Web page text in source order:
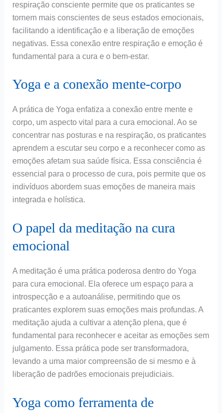
respiração consciente permite que os praticantes se
tornem mais conscientes de seus estados emocionais,
facilitando a identificação e a liberação de emoções
negativas. Essa conexão entre respiração e emoção é
fundamental para a cura e o bem-estar.
Yoga e a conexão mente-corpo
A prática de Yoga enfatiza a conexão entre mente e
corpo, um aspecto vital para a cura emocional. Ao se
concentrar nas posturas e na respiração, os praticantes
aprendem a escutar seu corpo e a reconhecer como as
emoções afetam sua saúde física. Essa consciência é
essencial para o processo de cura, pois permite que os
indivíduos abordem suas emoções de maneira mais
integrada e holística.
O papel da meditação na cura
emocional
A meditação é uma prática poderosa dentro do Yoga
para cura emocional. Ela oferece um espaço para a
introspecção e a autoanálise, permitindo que os
praticantes explorem suas emoções mais profundas. A
meditação ajuda a cultivar a atenção plena, que é
fundamental para reconhecer e aceitar as emoções sem
julgamento. Essa prática pode ser transformadora,
levando a uma maior compreensão de si mesmo e à
liberação de padrões emocionais prejudiciais.
Yoga como ferramenta de